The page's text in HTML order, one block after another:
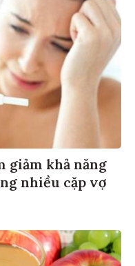
giảm khả năng
nhiều cặp vợ